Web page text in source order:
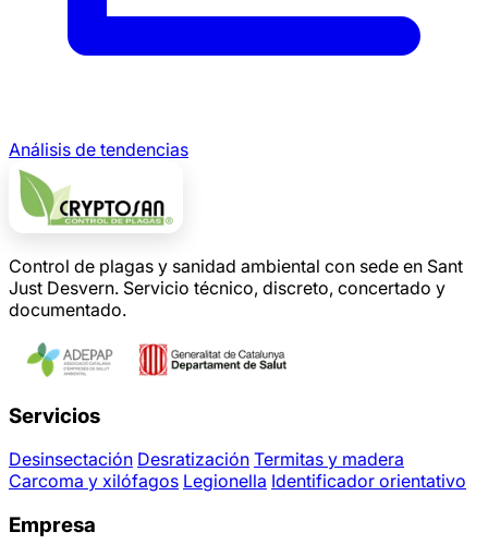
Análisis de tendencias
Control de plagas y sanidad ambiental con sede en Sant
Just Desvern. Servicio técnico, discreto, concertado y
documentado.
Servicios
Desinsectación Desratización Termitas y madera
Carcoma y xilófagos Legionella Identificador orientativo
Empresa